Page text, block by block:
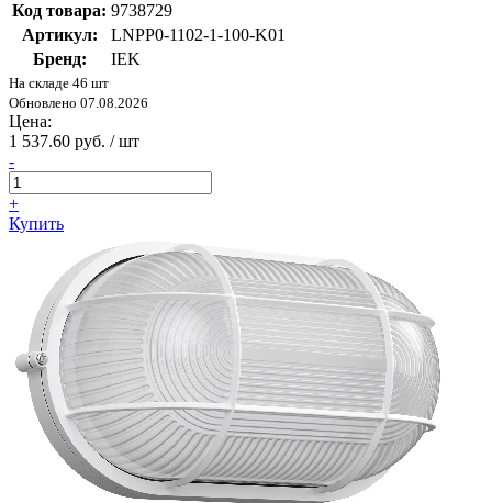
Код товара: 9738729
Артикул:
LNPP0-1102-1-100-K01
Бренд:
IEK
На складе 46 шт
Обновлено 07.08.2026
Цена:
1 537.60 руб. / шт
-
+
Купить